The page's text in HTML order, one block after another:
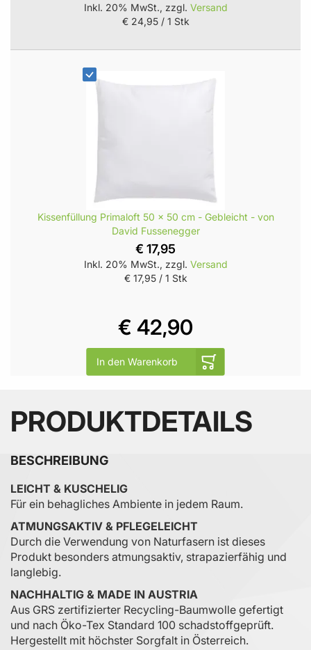
Inkl. 20% MwSt., zzgl. Versand
€ 24,95/ 1 Stk
Kissenfüllung Primaloft 50 x 50 cm - Gebleicht - von
David Fussenegger
€ 17,95
Inkl. 20% MwSt., zzgl. Versand
€ 17,95/ 1 Stk
€ 42,90
In den Warenkorb
PRODUKTDETAILS
BESCHREIBUNG
LEICHT & KUSCHELIG
Für ein behagliches Ambiente in jedem Raum.
ATMUNGSAKTIV & PFLEGELEICHT
Durch die Verwendung von Naturfasern ist dieses
Produkt besonders atmungsaktiv, strapazierfähig und
langlebig.
NACHHALTIG & MADE IN AUSTRIA
Aus GRS zertifizierter Recycling-Baumwolle gefertigt
und nach Öko-Tex Standard 100 schadstoffgeprüft.
Hergestellt mit höchster Sorgfalt in Österreich.